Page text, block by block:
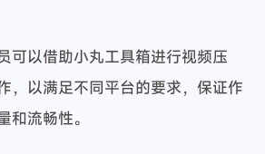
可以借助小丸工具箱进行视频压
，以满足不同平台的要求，保证作
和流畅性。